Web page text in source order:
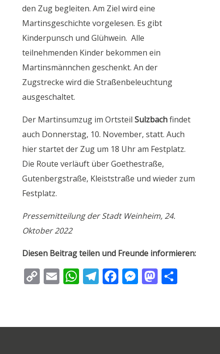
den Zug begleiten. Am Ziel wird eine
Martinsgeschichte vorgelesen. Es gibt
Kinderpunsch und Glühwein. Alle
teilnehmenden Kinder bekommen ein
Martinsmännchen geschenkt. An der
Zugstrecke wird die Straßenbeleuchtung
ausgeschaltet.
Der Martinsumzug im Ortsteil Sulzbachfindet
auch Donnerstag, 10. November, statt. Auch
hier startet der Zug um 18 Uhr am Festplatz.
Die Route verläuft über Goethestraße,
Gutenbergstraße, Kleiststraße und wieder zum
Festplatz.
Pressemitteilung der Stadt Weinheim, 24.
Oktober 2022
Diesen Beitrag teilen und Freunde informieren:
C
y
E
l
W
s
T
gr
F
b
M
e
M
d
T
n